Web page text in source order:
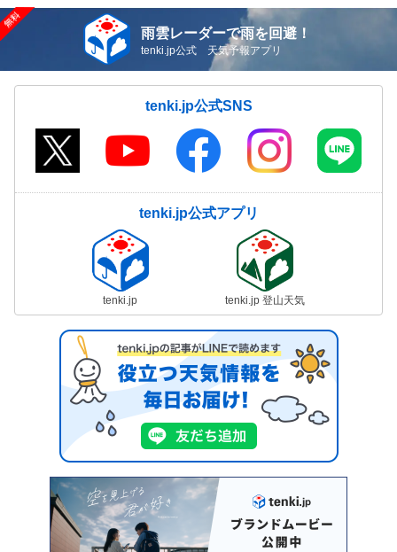
雨雲レーダーで雨を回避！
tenki.jp公式 天気予報アプリ
tenki.jp公式SNS
tenki.jp公式アプリ
tenki.jp tenki.jp 登山天気